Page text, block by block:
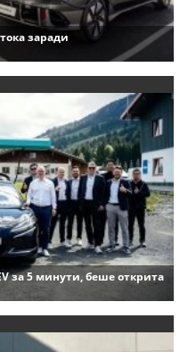
заради
за 5 минути, беше открита